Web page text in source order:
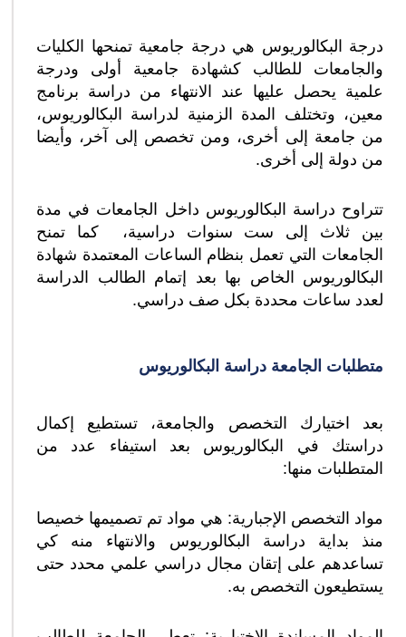
درجة البكالوريوس هي درجة جامعية تمنحها الكليات
والجامعات للطالب كشهادة جامعية أولى ودرجة
علمية يحصل عليها عند الانتهاء من دراسة برنامج
معين، وتختلف المدة الزمنية لدراسة البكالوريوس،
من جامعة إلى أخرى، ومن تخصص إلى آخر، وأيضا
من دولة إلى أخرى.
تتراوح دراسة البكالوريوس داخل الجامعات في مدة
بين ثلاث إلى ست سنوات دراسية، كما تمنح
الجامعات التي تعمل بنظام الساعات المعتمدة شهادة
البكالوريوس الخاص بها بعد إتمام الطالب الدراسة
لعدد ساعات محددة بكل صف دراسي.
متطلبات الجامعة دراسة البكالوريوس
بعد اختيارك التخصص والجامعة، تستطيع إكمال
دراستك في البكالوريوس بعد استيفاء عدد من
المتطلبات منها:
مواد التخصص الإجبارية: هي مواد تم تصميمها خصيصا
منذ بداية دراسة البكالوريوس والانتهاء منه كي
تساعدهم على إتقان مجال دراسي علمي محدد حتى
يستطيعون التخصص به.